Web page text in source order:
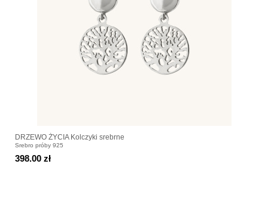
DRZEWO ŻYCIA Kolczyki srebrne
Srebro próby 925
398.00 zł